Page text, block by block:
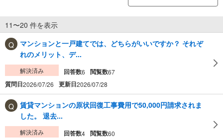
11〜20 件を表示
マンションと一戸建てでは、どちらがいいですか？ それぞ
れのメリット、デ...
解決済み 回答数6 閲覧数67
質問日2026/07/26 更新日2026/07/28
賃貸マンションの原状回復工事費用で50,000円請求されま
した。 退去...
解決済み 回答数4 閲覧数60